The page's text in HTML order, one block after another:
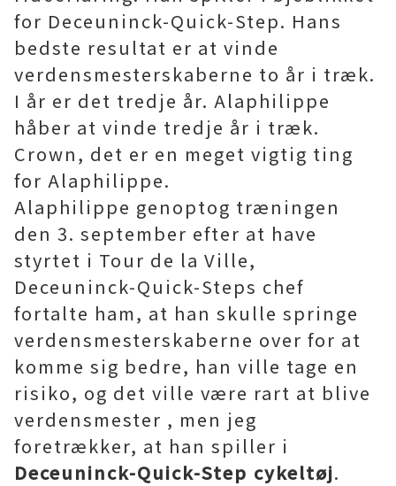
for Deceuninck-Quick-Step. Hans
bedste resultat er at vinde
verdensmesterskaberne to år i træk.
I år er det tredje år. Alaphilippe
håber at vinde tredje år i træk.
Crown, det er en meget vigtig ting
for Alaphilippe.
Alaphilippe genoptog træningen
den 3. september efter at have
styrtet i Tour de la Ville,
Deceuninck-Quick-Steps chef
fortalte ham, at han skulle springe
verdensmesterskaberne over for at
komme sig bedre, han ville tage en
risiko, og det ville være rart at blive
verdensmester , men jeg
foretrækker, at han spiller i
Deceuninck-Quick-Step cykeltøj.